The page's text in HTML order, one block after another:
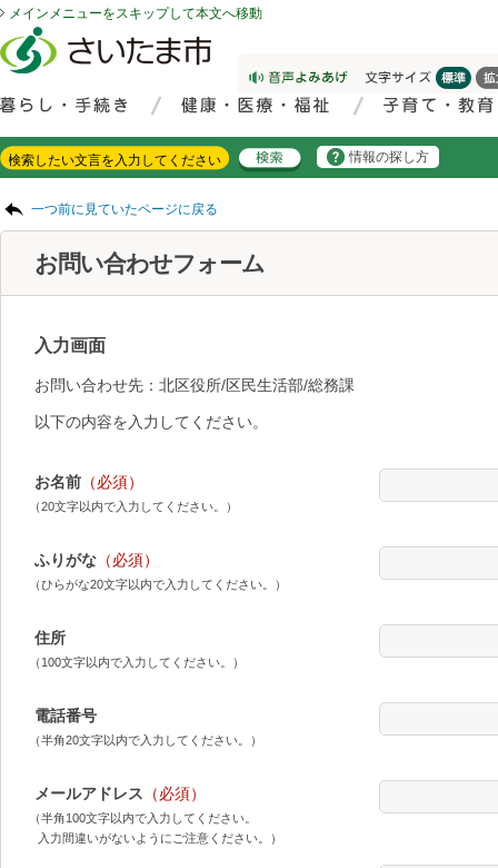
メインメニューをスキップして本文へ移動
情報の探し方
一つ前に見ていたページに戻る
お問い合わせフォーム
入力画面
お問い合わせ先：北区役所/区民生活部/総務課
以下の内容を入力してください。
お名前 （必須）
（20文字以内で入力してください。）
ふりがな （必須）
（ひらがな20文字以内で入力してください。）
住所
（100文字以内で入力してください。）
電話番号
（半角20文字以内で入力してください。）
メールアドレス （必須）
（半角100文字以内で入力してください。
入力間違いがないようにご注意ください。）